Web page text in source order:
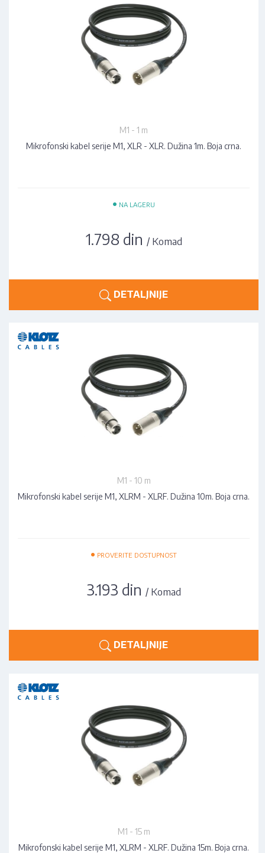
M1 - 1 m
Mikrofonski kabel serije M1, XLR - XLR. Dužina 1m. Boja crna.
• NA LAGERU
1.798 din / Komad
DETALJNIJE
M1 - 10 m
Mikrofonski kabel serije M1, XLRM - XLRF. Dužina 10m. Boja crna.
• PROVERITE DOSTUPNOST
3.193 din / Komad
DETALJNIJE
M1 - 15 m
Mikrofonski kabel serije M1, XLRM - XLRF. Dužina 15m. Boja crna.